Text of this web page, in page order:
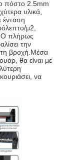
πόστο 2.5mm
υλικά,
ένταση
μ2,
πλήρως
την
τη βροχή.Μέσα
θα είναι με
να